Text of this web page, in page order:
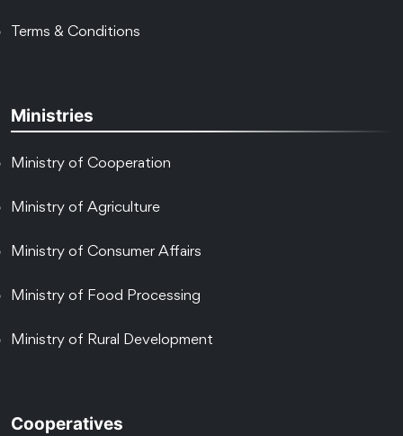
Terms & Conditions
Ministries
Ministry of Cooperation
Ministry of Agriculture
Ministry of Consumer Affairs
Ministry of Food Processing
Ministry of Rural Development
Cooperatives